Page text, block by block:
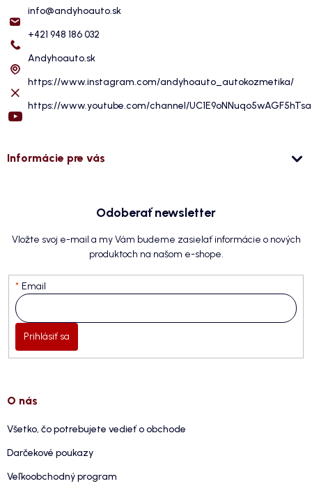
info@andyhoauto.sk
+421 948 186 032
Andyhoauto.sk
https://www.instagram.com/andyhoauto_autokozmetika/
https://www.youtube.com/channel/
Informácie pre vás
Odoberať newsletter
Vložte svoj e-mail a my Vám budeme zasielať informácie o nových
produktoch na našom e-shope.
Email
Prihlásiť sa
O nás
Všetko, čo potrebujete vedieť o obchode
Darčekové poukazy
Veľkoobchodný program